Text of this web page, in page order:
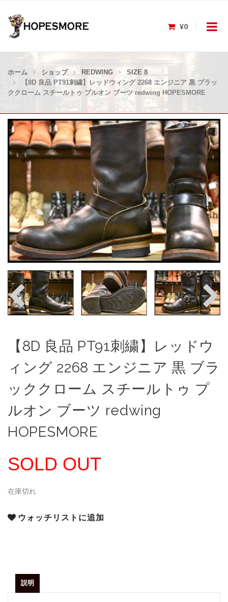
¥0
ホーム ショップ REDWING
SIZE 8
【8D 良品 PT91刺繍】レッドウィング 2268 エンジニア 黒 ブラッ
ククローム スチールトゥ プルオン ブーツ redwing HOPESMORE
【8D 良品 PT91刺繍】レッドウ
ィング 2268 エンジニア 黒 ブラ
ッククローム スチールトゥ プ
ルオン ブーツ redwing
HOPESMORE
SOLD OUT
在庫切れ
ウォッチリストに追加
説明